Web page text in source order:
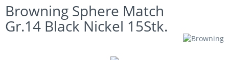
Browning Sphere Match
Gr.14 Black Nickel 15Stk.